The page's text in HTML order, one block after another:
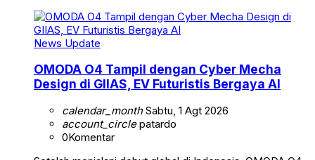
News Update
OMODA O4 Tampil dengan Cyber Mecha
Design di GIIAS, EV Futuristis Bergaya AI
calendar_monthSabtu, 1 Agt 2026
account_circlepatardo
0Komentar